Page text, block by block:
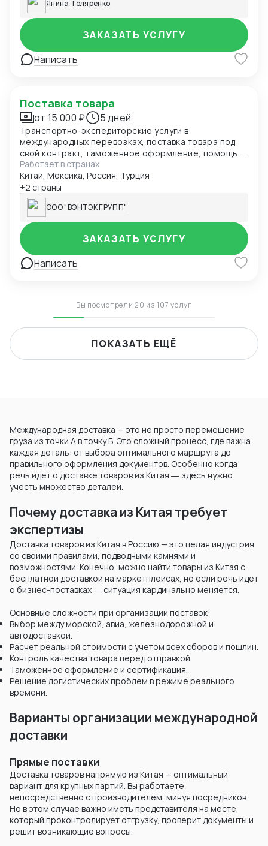
Янина Толяренко
Написать
ЗАКАЗАТЬ УСЛУГУ
Поставка товара
от 15 000 ₽ 5 дней
Транспортно-экспедиторские услуги в
международных перевозках, поставка товара под
свой контракт, таможенное оформление, помощь в
сертификации товаров
Работает в странах
Китай, Мексика, Россия, Турция
+2 страны
ООО "ВЭНТЭК ГРУПП"
Написать
ЗАКАЗАТЬ УСЛУГУ
Вы посмотрели 20 из 107 услуг
ПОКАЗАТЬ ЕЩЁ
Международная доставка — это не просто перемещение
груза из точки А в точку Б. Это сложный процесс, где важна
каждая деталь: от выбора оптимального маршрута до
правильного оформления документов. Особенно когда
речь идет о доставке товаров из Китая ― здесь нужно
учесть множество деталей.
Почему доставка из Китая требует
экспертизы
Доставка товаров из Китая в Россию — это целая индустрия
со своими правилами, подводными камнями и
возможностями. Конечно, можно найти товары из Китая с
бесплатной доставкой на маркетплейсах, но если речь идет
о бизнес-поставках ― ситуация кардинально меняется.
Основные сложности при организации поставок:
Выбор между морской, авиа, железнодорожной и
автодоставкой.
Расчет реальной стоимости с учетом всех сборов и пошлин.
Контроль качества товара перед отправкой.
Таможенное оформление и сертификация.
Решение логистических проблем в режиме реального
времени.
Варианты организации международной
доставки
Прямые поставки
Доставка товаров напрямую из Китая — оптимальный
вариант для крупных партий. Вы работаете
непосредственно с производителем, минуя посредников.
Но в этом случае важно иметь представителя на месте,
который проконтролирует отгрузку, проверит документы и
решит возникающие вопросы.